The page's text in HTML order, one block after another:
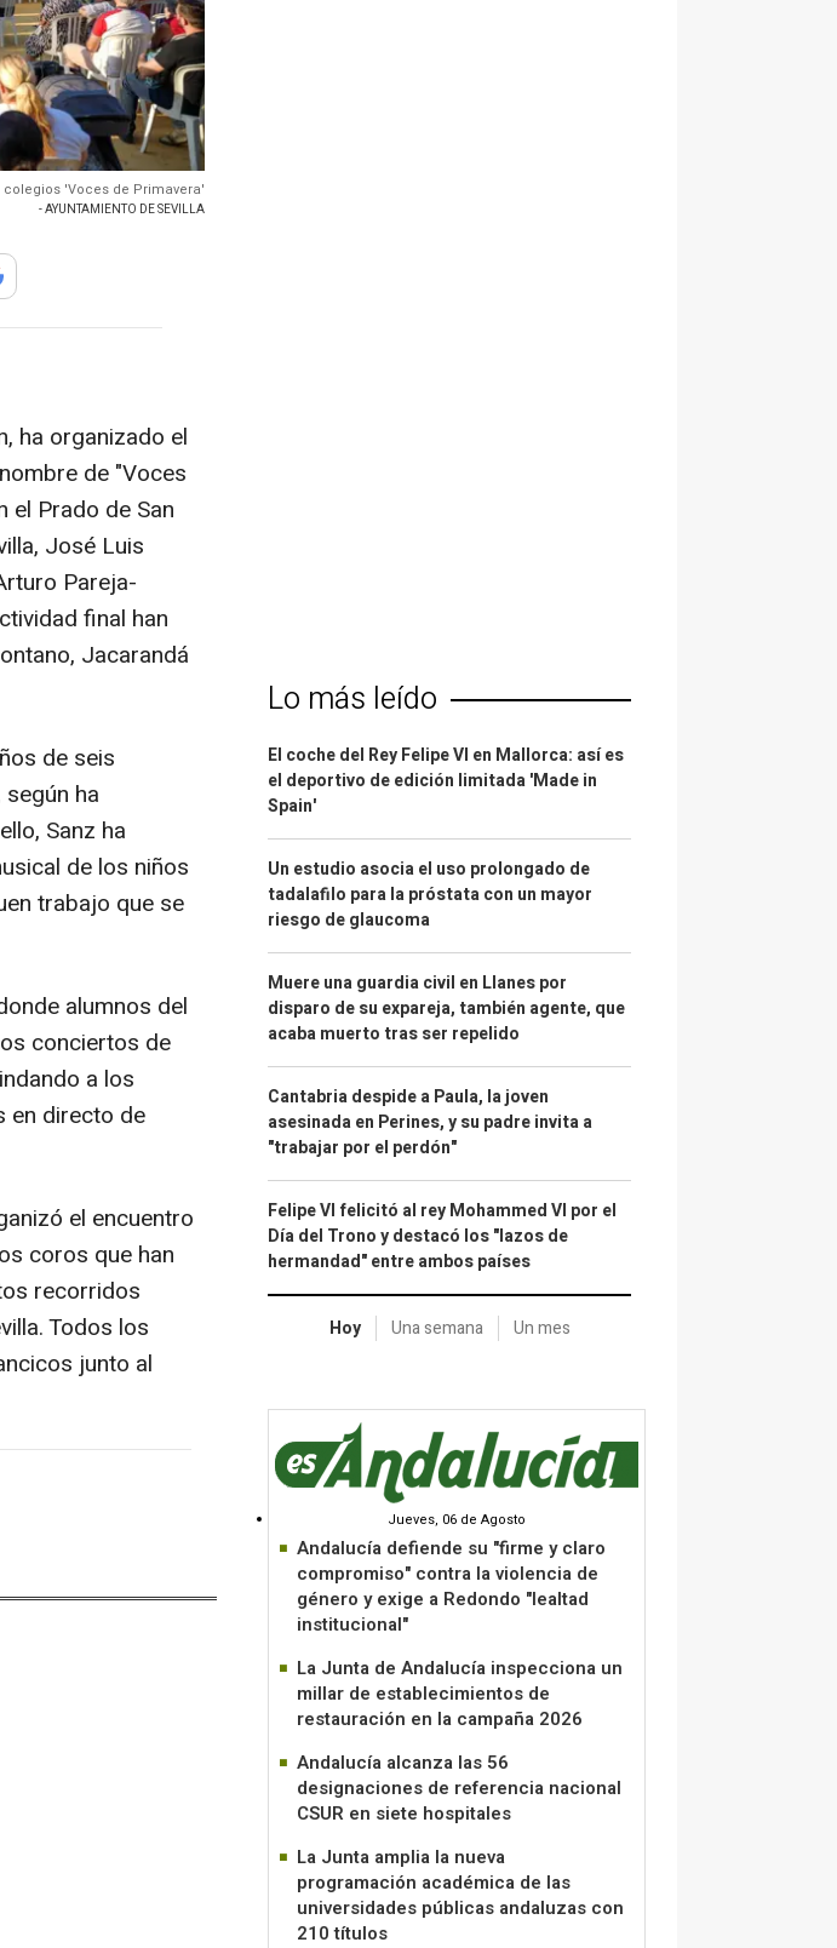
'Voces de Primavera'
- AYUNTAMIENTO DE SEVILLA
ha organizado el
de "Voces
el Prado de San
José Luis
Pareja-
final han
Jacarandá
de seis
ha
Sanz ha
de los niños
trabajo que se
alumnos del
conciertos de
a los
en directo de
el encuentro
coros que han
recorridos
Todos los
junto al
Lo más leído
El coche del Rey Felipe VI en Mallorca: así es
el deportivo de edición limitada 'Made in
Spain'
Un estudio asocia el uso prolongado de
tadalafilo para la próstata con un mayor
riesgo de glaucoma
Muere una guardia civil en Llanes por
disparo de su expareja, también agente, que
acaba muerto tras ser repelido
Cantabria despide a Paula, la joven
asesinada en Perines, y su padre invita a
"trabajar por el perdón"
Felipe VI felicitó al rey Mohammed VI por el
Día del Trono y destacó los "lazos de
hermandad" entre ambos países
Hoy Una semana Un mes
Jueves, 06 de Agosto
Andalucía defiende su "firme y claro
compromiso" contra la violencia de
género y exige a Redondo "lealtad
institucional"
La Junta de Andalucía inspecciona un
millar de establecimientos de
restauración en la campaña 2026
Andalucía alcanza las 56
designaciones de referencia nacional
CSUR en siete hospitales
La Junta amplia la nueva
programación académica de las
universidades públicas andaluzas con
210 títulos